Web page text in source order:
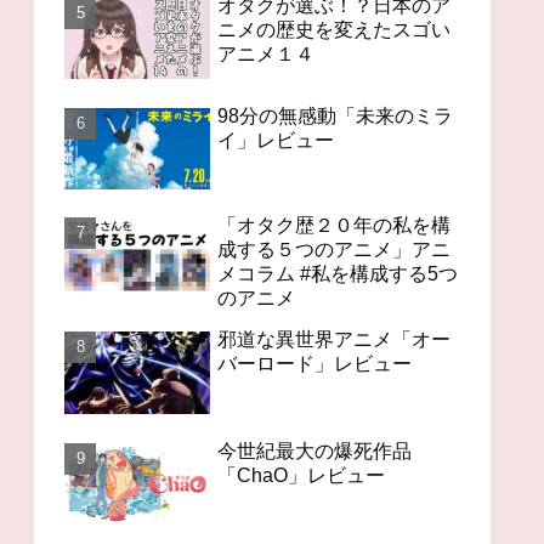
オタクが選ぶ！？日本のア
ニメの歴史を変えたスゴい
アニメ１４
98分の無感動「未来のミラ
イ」レビュー
「オタク歴２０年の私を構
成する５つのアニメ」アニ
メコラム #私を構成する5つ
のアニメ
邪道な異世界アニメ「オー
バーロード」レビュー
今世紀最大の爆死作品
「ChaO」レビュー